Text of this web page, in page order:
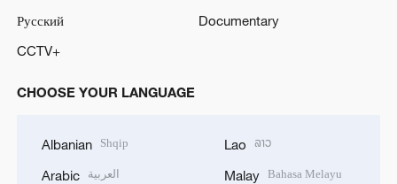
Русский
Documentary
CCTV+
CHOOSE YOUR LANGUAGE
Albanian Shqip
Arabic العربية
Lao ລາວ
Malay Bahasa Melayu